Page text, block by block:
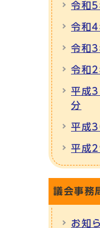
令和5
令和4
令和3
令和2
平成
分
平成
平成
議会事務
お知